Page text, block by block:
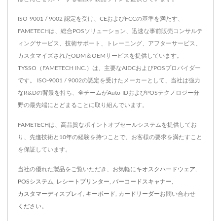
ISO-9001 / 9002 認定を受け、CEおよびFCCの基準を満たす、
FAMETECHは、総合POSソリューション、迅速な事前販売コンサルテ
ィングサービス、技術サポート、トレーニング、アフターサービス、
カスタマイズされたODM＆OEMサービスを提供しています。
TYSSO（FAMETECH INC.）は、主要なAIDCおよびPOSプロバイダー
です。 ISO-9001 / 9002の認定を受けたメーカーとして、当社は強力
なR&Dの背景を持ち、全チームがAuto-IDおよびPOSテクノロジー分
野の最先端にとどまることに取り組んでいます。
FAMETECHは、高品質なポイントオブセールシステムを提供してお
り、先進技術と10年の経験を持つことで、お客様の要求を満たすこと
を保証しています。
当社の優れた製品をご覧いただき、お気軽にキオスクハードウェア,
POSシステム, レシートプリンター, バーコードスキャナー,
カスタマーディスプレイ , キーボード, カードリーダーお問い合わせ
ください。